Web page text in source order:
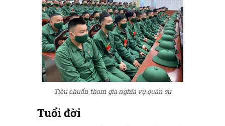
Tiêu chuẩn tham gia nghĩa vụ quân sự
Tuổi đời